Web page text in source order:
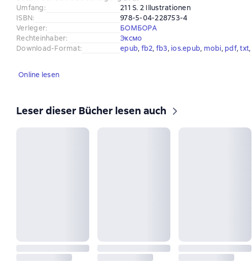
Umfang:
211 S. 2 Illustrationen
ISBN:
978-5-04-228753-4
Verleger:
БОМБОРА
Rechteinhaber:
Эксмо
Download-Format: epub, fb2, fb3, ios.epub, mobi, pdf, txt,
Online lesen
Leser dieser Bücher lesen auch